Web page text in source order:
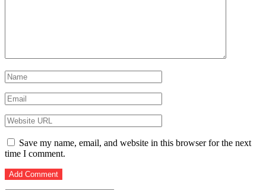
Save my name, email, and website in this browser for the next
time I comment.